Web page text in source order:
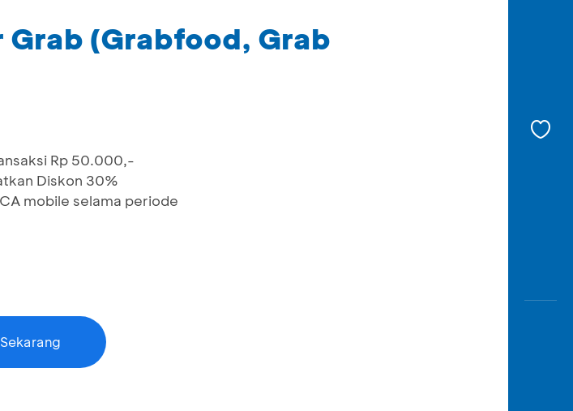
(Grabfood, Grab
Rp 50.000,-
Diskon 30%
mobile selama periode